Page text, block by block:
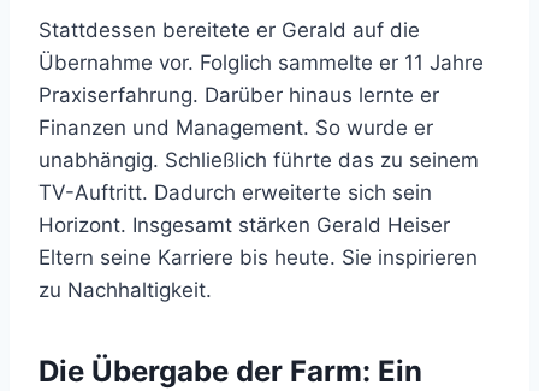
Stattdessen bereitete er Gerald auf die
Übernahme vor. Folglich sammelte er 11 Jahre
Praxiserfahrung. Darüber hinaus lernte er
Finanzen und Management. So wurde er
unabhängig. Schließlich führte das zu seinem
TV-Auftritt. Dadurch erweiterte sich sein
Horizont. Insgesamt stärken Gerald Heiser
Eltern seine Karriere bis heute. Sie inspirieren
zu Nachhaltigkeit.
Die Übergabe der Farm: Ein